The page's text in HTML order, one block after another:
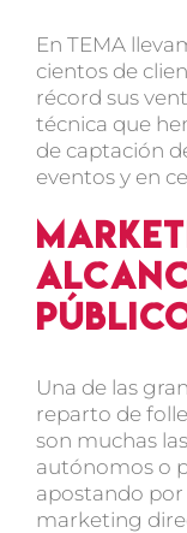
En TEMA
cientos de
récord sus
técnica que
de captación
eventos y en
Una de las
reparto de
son muchas
autónomos o
apostando
marketing